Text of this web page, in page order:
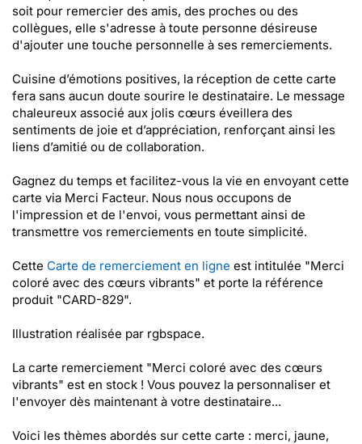
soit pour remercier des amis, des proches ou des
collègues, elle s'adresse à toute personne désireuse
d'ajouter une touche personnelle à ses remerciements.
Cuisine d’émotions positives, la réception de cette carte
fera sans aucun doute sourire le destinataire. Le message
chaleureux associé aux jolis cœurs éveillera des
sentiments de joie et d’appréciation, renforçant ainsi les
liens d’amitié ou de collaboration.
Gagnez du temps et facilitez-vous la vie en envoyant cette
carte via Merci Facteur. Nous nous occupons de
l'impression et de l'envoi, vous permettant ainsi de
transmettre vos remerciements en toute simplicité.
Cette Carte de remerciement en ligne est intitulée "Merci
coloré avec des cœurs vibrants" et porte la référence
produit "CARD-829".
Illustration réalisée par rgbspace.
La carte remerciement "Merci coloré avec des cœurs
vibrants" est en stock ! Vous pouvez la personnaliser et
l'envoyer dès maintenant à votre destinataire...
Voici les thèmes abordés sur cette carte : merci, jaune,